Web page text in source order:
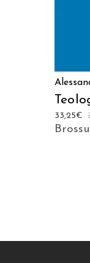
33,25€